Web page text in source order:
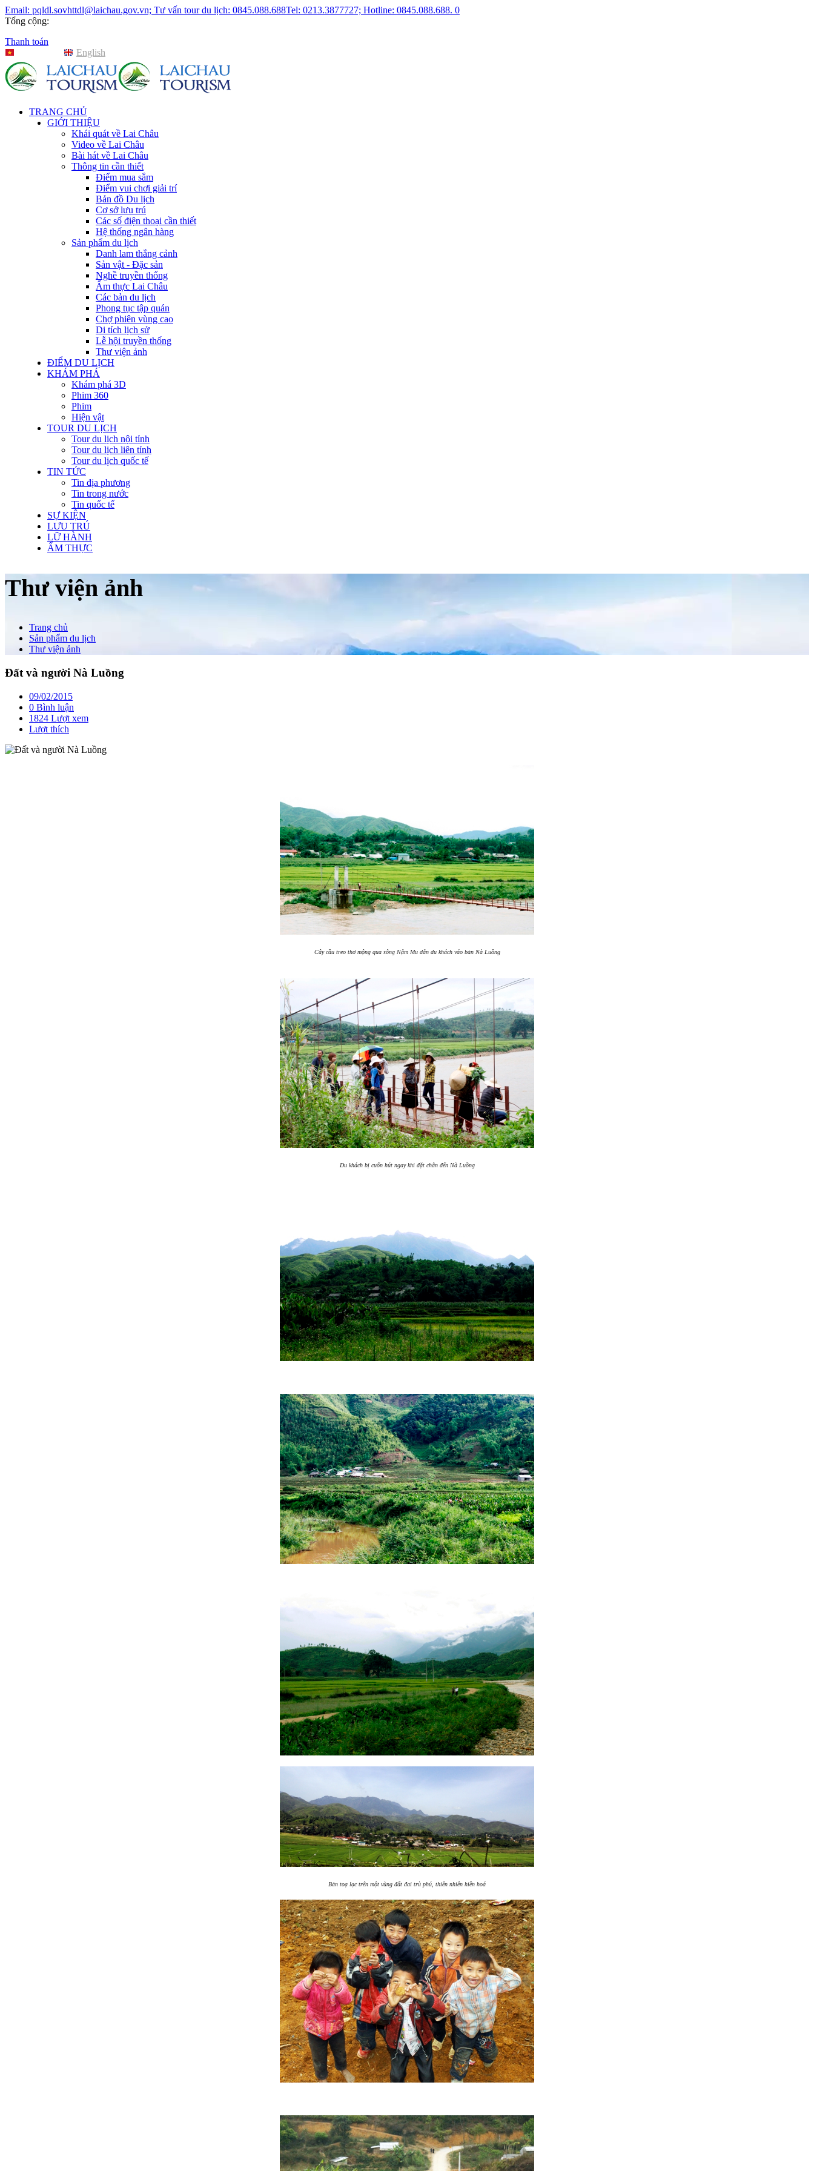
Email: pqldl.sovhttdl@laichau.gov.vn; Tư vấn tour du lịch: 0845.088.688Tel: 0213.3877727; Hotline: 0845.088.688. 0
Tổng cộng:
Thanh toán
English
TRANG CHỦ
GIỚI THIỆU
Khái quát về Lai Châu
Video về Lai Châu
Bài hát về Lai Châu
Thông tin cần thiết
Điểm mua sắm
Điểm vui chơi giải trí
Bản đồ Du lịch
Cơ sở lưu trú
Các số điện thoại cần thiết
Hệ thống ngân hàng
Sản phẩm du lịch
Danh lam thắng cảnh
Sản vật - Đặc sản
Nghề truyền thống
Ẩm thực Lai Châu
Các bản du lịch
Phong tục tập quán
Chợ phiên vùng cao
Di tích lịch sử
Lễ hội truyền thống
Thư viện ảnh
ĐIỂM DU LỊCH
KHÁM PHÁ
Khám phá 3D
Phim 360
Phim
Hiện vật
TOUR DU LỊCH
Tour du lịch nội tỉnh
Tour du lịch liên tỉnh
Tour du lịch quốc tế
TIN TỨC
Tin địa phương
Tin trong nước
Tin quốc tế
SỰ KIỆN
LƯU TRÚ
LỮ HÀNH
ẨM THỰC
Thư viện ảnh
Trang chủ
Sản phẩm du lịch
Thư viện ảnh
Đất và người Nà Luồng
09/02/2015
0 Bình luận
1824 Lượt xem
Lượt thích
Cây cầu treo thơ mộng qua sông Nậm Mu dẫn du khách váo bản Nà Luồng
Du khách bị cuốn hút ngay khi đặt chân đến Nà Luồng
Bản toạ lạc trên một vùng đất đai trù phú, thiên nhiên hiền hoá